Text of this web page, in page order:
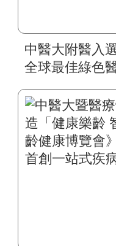
中醫大附醫入
全球最佳綠色
標居臺灣最佳